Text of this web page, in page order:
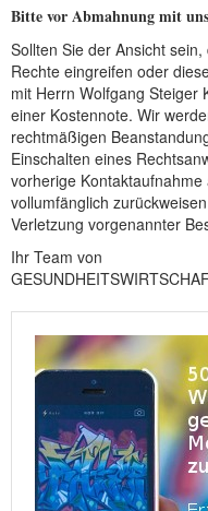
Bitte vor Abmahnung mit
Sollten Sie der Ansicht
Rechte eingreifen oder
mit Herrn Wolfgang Steiger
einer Kostennote. Wir
rechtmäßigen
Einschalten eines
vorherige
vollumfänglich
Verletzung vorgenannter
Ihr Team von